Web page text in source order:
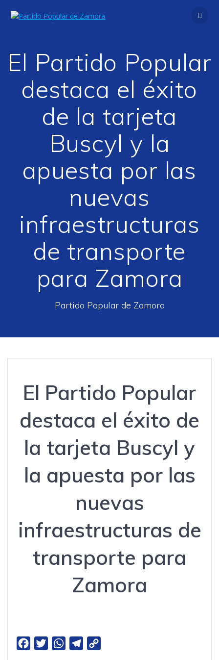
El Partido Popular
destaca el éxito
de la tarjeta
Buscyl y la
apuesta por las
nuevas
infraestructuras
de transporte
para Zamora
Partido Popular de Zamora
El Partido Popular
destaca el éxito de
la tarjeta Buscyl y
la apuesta por las
nuevas
infraestructuras de
transporte para
Zamora
W